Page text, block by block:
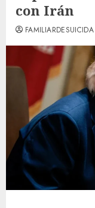
con Irán
FAMILIARDESUICIDA